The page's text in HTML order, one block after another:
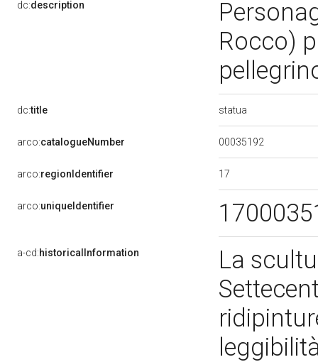
dc:description
Rocco)
dc:title statua
arco:catalogueNumber 00035192
arco:regionIdentifier 17
arco:uniqueIdentifier
a-cd:historicalInformation
La